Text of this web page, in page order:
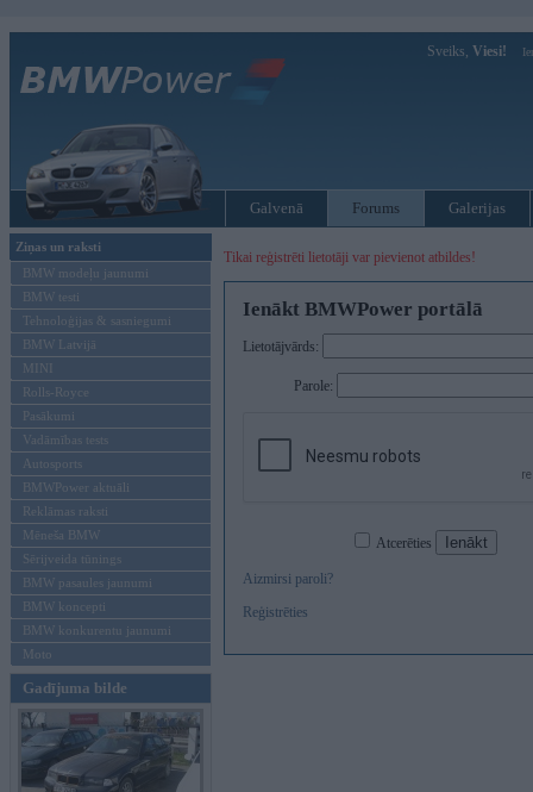
Sveiks, Viesi!
Galvenā Forums Galerijas
Ziņas un raksti
BMW modeļu jaunumi
BMW testi
Tehnoloģijas & sasniegumi
BMW Latvijā
MINI
Rolls-Royce
Pasākumi
Vadāmības tests
Autosports
BMWPower aktuāli
Reklāmas raksti
Mēneša BMW
Sērijveida tūnings
BMW pasaules jaunumi
BMW koncepti
BMW konkurentu jaunumi
Moto
Gadījuma bilde
Tikai reģistrēti lietotāji var pievienot atbildes!
Ienākt BMWPower portālā
Lietotājvārds:
Parole:
Atcerēties
Aizmirsi paroli?
Reģistrēties